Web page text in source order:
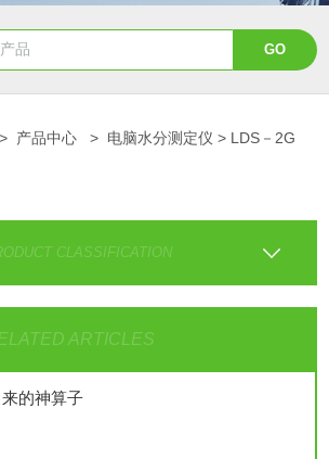
> 产品中心 > 电脑水分测定仪 > LDS－2G
CLASSIFICATION
ARTICLES
来的神算子